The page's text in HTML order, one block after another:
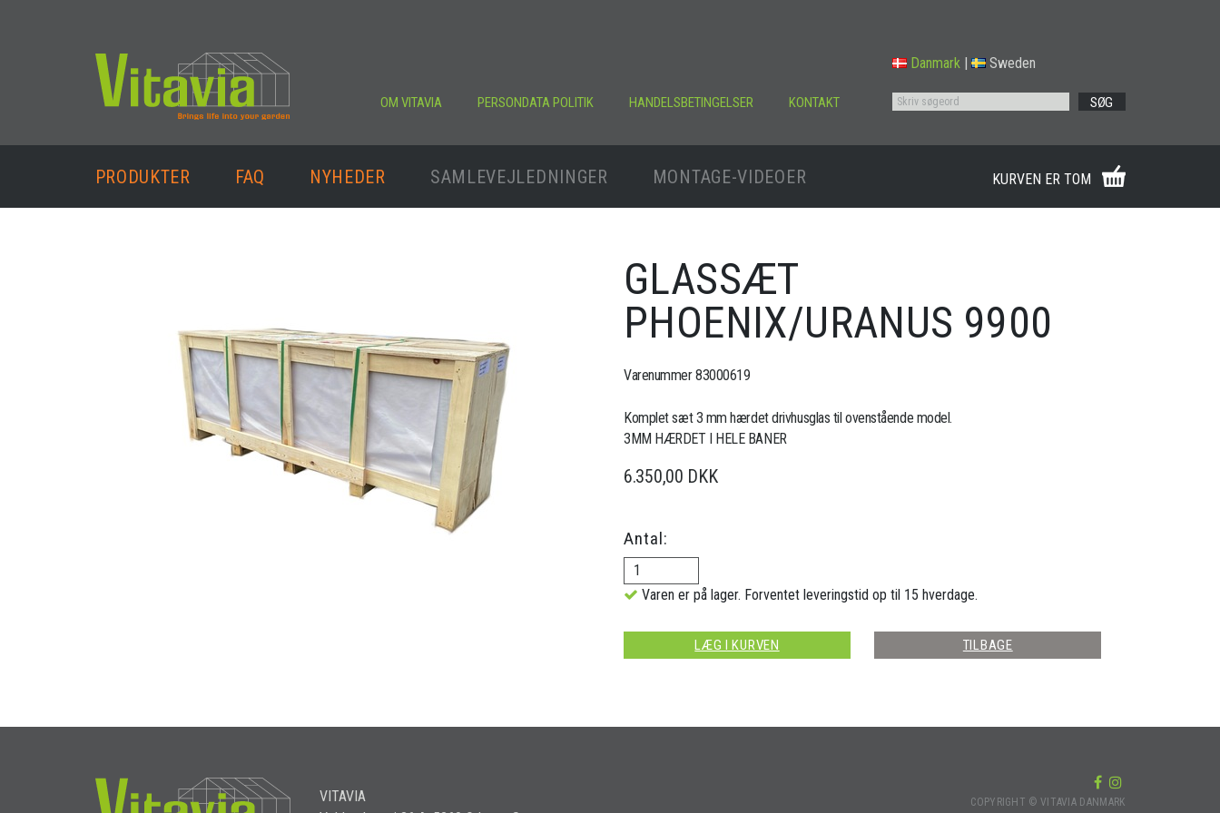
OM VITAVIA PERSONDATA POLITIK HANDELSBETINGELSER KONTAKT
Danmark | Sweden
SØG
PRODUKTER FAQ NYHEDER SAMLEVEJLEDNINGER MONTAGE-VIDEOER KURVEN ER TOM
GLASSÆT
PHOENIX/URANUS 9900
Varenummer 83000619
Komplet sæt 3 mm hærdet drivhusglas til ovenstående model.
3MM HÆRDET I HELE BANER
6.350,00 DKK
Antal:
Varen er på lager. Forventet leveringstid op til 15 hverdage.
LÆG I KURVEN TILBAGE
VITAVIA
COPYRIGHT © VITAVIA DANMARK